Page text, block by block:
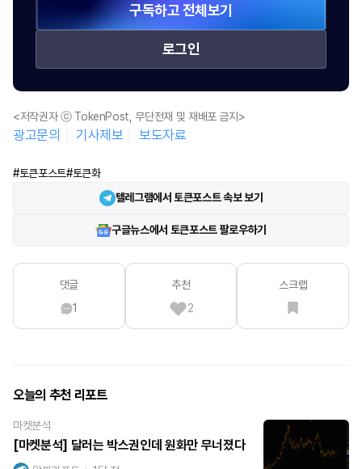
구독하고 전체보기
로그인
<저작권자 ⓒ TokenPost, 무단전재 및 재배포 금지>
광고문의 기사제보 보도자료
#토큰포스트#토큰화
텔레그램에서 토큰포스트 속보 보기
구글뉴스에서 토큰포스트 팔로우하기
댓글
1
추천
2
스크랩
오늘의 추천 리포트
마켓분석
[마켓분석] 달러는 박스권인데 원화만 무너졌다